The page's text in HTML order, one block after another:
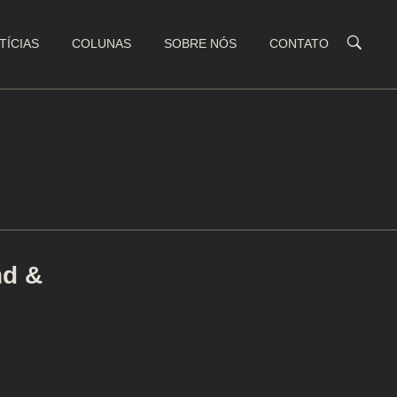
COLUNAS SOBRE NÓS CONTATO
&